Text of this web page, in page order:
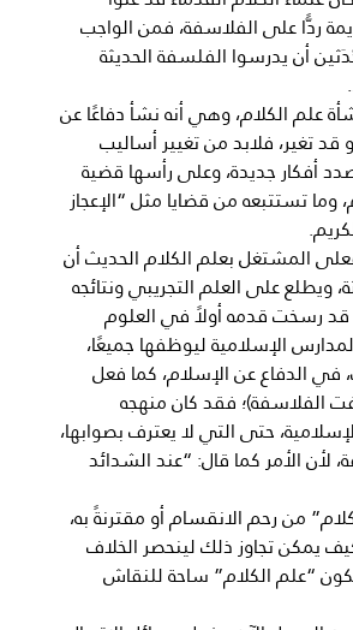
ردًّا على الفلاسفة، فمن الواجب
أن يدرسوا الفلسفة الحديثة
علم الكلام، وهي أنه نشأ دفاعًا عن
قد تغير، فلابد من تغيير أساليب
أفكار جديدة، وعلى رأسها قضية
وما تستتبعه من قضايا مثل “الإعجاز
المشتغل بعلم الكلام الحديث أن
ويطلع على العلم التجريبي ونتائجه
قد رسخت قدمه أولاً في العلوم
الإسلامية ليوظفها جميعًا،
في الدفاع عن الإسلام، كما فعل
الفلاسفة)؛ فقد كان منهجه
حتى التي لا يعترف بصوابها،
لأن الأمر كما قال: “عند الشدائد
من رحم الانقسام أو مقترنةً به،
يمكن تجاوز ذلك لينحصر الخلاف
“علم الكلام” ساحة للنقاش